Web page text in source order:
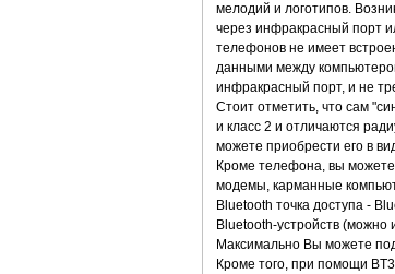
мелодий и логотипов.
через инфракрасный порт
телефонов не имеет
данными между
инфракрасный порт, и не
Стоит отметить, что сам
и класс 2 и отличаются
можете приобрести его в
Кроме телефона, вы
модемы, карманные
Bluetooth точка доступа -
Bluetooth-устройств
Максимально Вы можете
Кроме того, при помощи